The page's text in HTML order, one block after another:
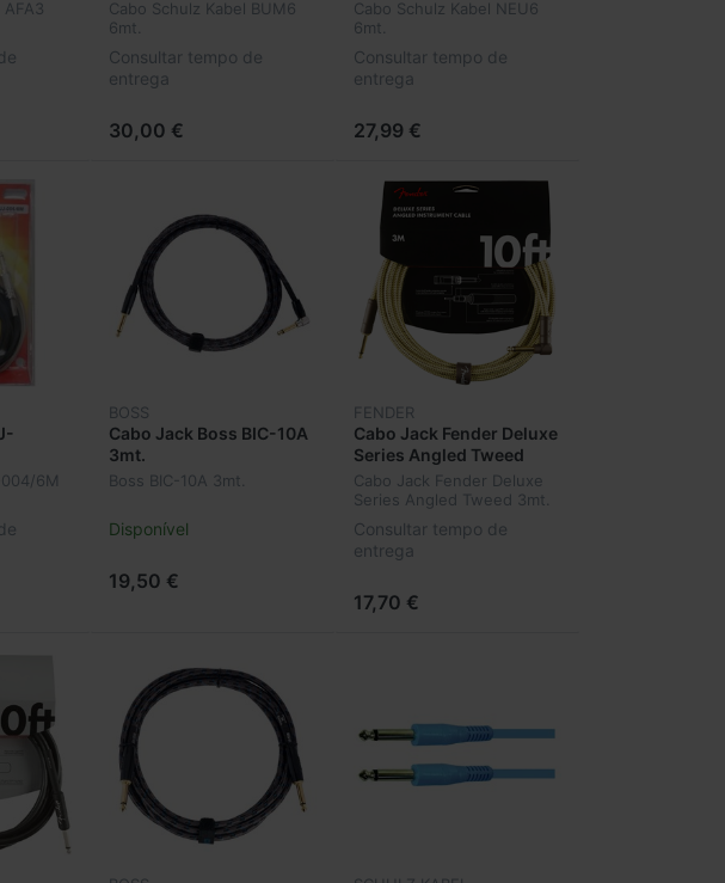
Cabo Schulz Kabel BUM6
6mt.
Consultar tempo de
entrega
30,00 €
Cabo Schulz Kabel NEU6
6mt.
Consultar tempo de
entrega
27,99 €
6M
BOSS
Cabo Jack Boss BIC-10A
3mt.
Boss BIC-10A 3mt.
Disponível
19,50 €
FENDER
Cabo Jack Fender Deluxe
Series Angled Tweed
3mt. 099-0820-091
Cabo Jack Fender Deluxe
Series Angled Tweed 3mt.
Consultar tempo de
entrega
17,70 €